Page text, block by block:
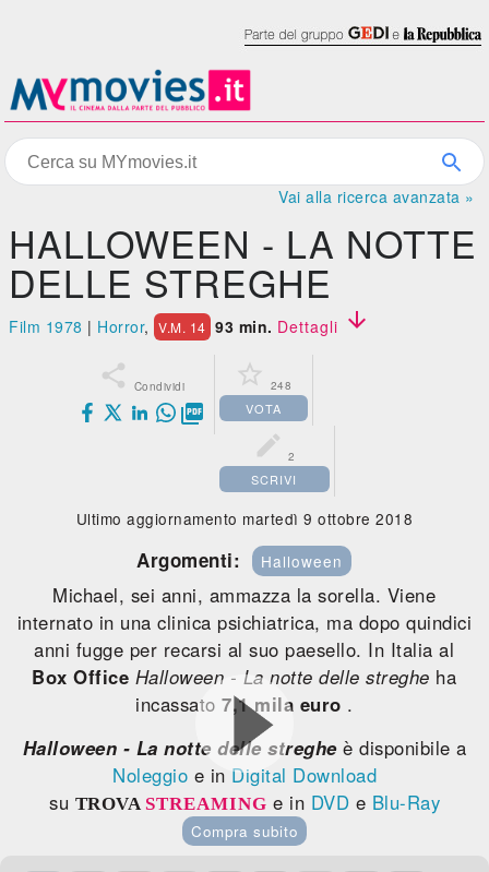
Vai alla ricerca avanzata »
HALLOWEEN - LA NOTTE
DELLE STREGHE
Film 1978 | Horror, V.M. 14 93 min. Dettagli 
 Condividi

 248
VOTA
 2
SCRIVI
Ultimo aggiornamento martedì 9 ottobre 2018
Argomenti: Halloween
Michael, sei anni, ammazza la sorella. Viene
internato in una clinica psichiatrica, ma dopo quindici
anni fugge per recarsi al suo paesello. In Italia al
Box Office Halloween - La notte delle streghe ha
incassato7,1 mila euro .
Halloween - La notte delle stregheè disponibile a
Noleggio e in Digital Download
su TROVA STREAMING e in DVD e Blu-Ray
Compra subito